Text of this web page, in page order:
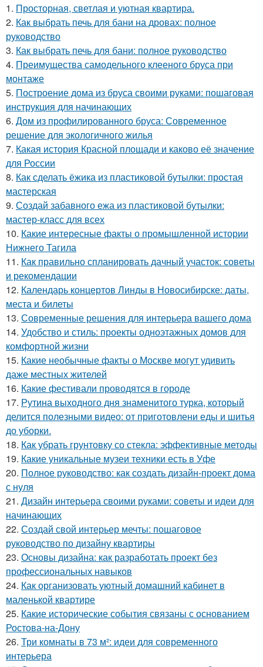
1. Просторная, светлая и уютная квартира.
2. Как выбрать печь для бани на дровах: полное
руководство
3. Как выбрать печь для бани: полное руководство
4. Преимущества самодельного клееного бруса при
монтаже
5. Построение дома из бруса своими руками: пошаговая
инструкция для начинающих
6. Дом из профилированного бруса: Современное
решение для экологичного жилья
7. Какая история Красной площади и каково её значение
для России
8. Как сделать ёжика из пластиковой бутылки: простая
мастерская
9. Создай забавного ежа из пластиковой бутылки:
мастер-класс для всех
10. Какие интересные факты о промышленной истории
Нижнего Тагила
11. Как правильно спланировать дачный участок: советы
и рекомендации
12. Календарь концертов Линды в Новосибирске: даты,
места и билеты
13. Современные решения для интерьера вашего дома
14. Удобство и стиль: проекты одноэтажных домов для
комфортной жизни
15. Какие необычные факты о Москве могут удивить
даже местных жителей
16. Какие фестивали проводятся в городе
17. Рутина выходного дня знаменитого турка, который
делится полезными видео: от приготовлени еды и шитья
до уборки.
18. Как убрать грунтовку со стекла: эффективные методы
19. Какие уникальные музеи техники есть в Уфе
20. Полное руководство: как создать дизайн-проект дома
с нуля
21. Дизайн интерьера своими руками: советы и идеи для
начинающих
22. Создай свой интерьер мечты: пошаговое
руководство по дизайну квартиры
23. Основы дизайна: как разработать проект без
профессиональных навыков
24. Как организовать уютный домашний кабинет в
маленькой квартире
25. Какие исторические события связаны с основанием
Ростова-на-Дону
26. Три комнаты в 73 м²: идеи для современного
интерьера